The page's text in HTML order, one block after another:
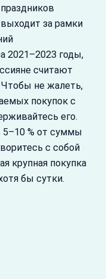
за рамки
2021–2023 годы,
считают
не жалеть,
покупок с
его.
5–10 % от суммы
с собой
крупная покупка
бы сутки.